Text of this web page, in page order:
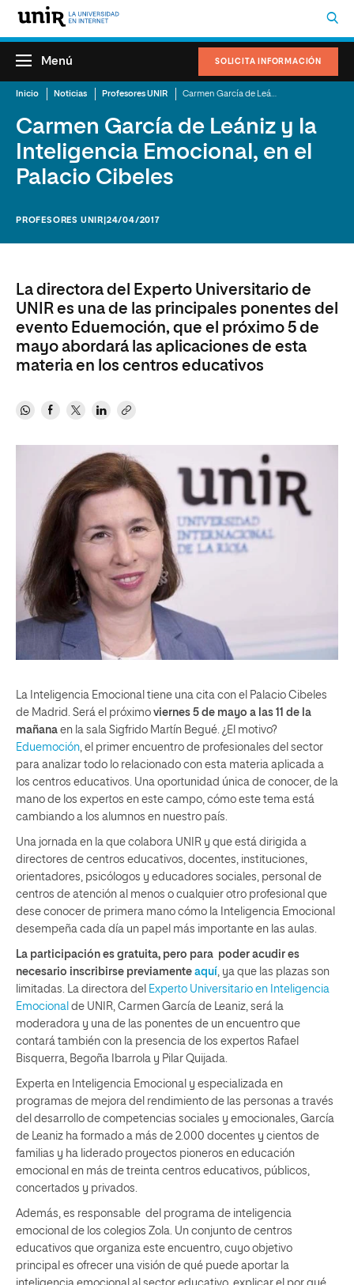
SOLICITA INFORMACIÓN
Menú
Inicio Noticias Profesores UNIR
Carmen García de Leániz y la
Inteligencia Emocional, en el
Palacio Cibeles
PROFESORES UNIR |24/04/2017
La directora del Experto Universitario de
UNIR es una de las principales ponentes del
evento Eduemoción, que el próximo 5 de
mayo abordará las aplicaciones de esta
materia en los centros educativos
La Inteligencia Emocional tiene una cita con el Palacio Cibeles
de Madrid. Será el próximo viernes 5 de mayo a las 11 de la
mañana en la sala Sigfrido Martín Begué. ¿El motivo?
Eduemoción, el primer encuentro de profesionales del sector
para analizar todo lo relacionado con esta materia aplicada a
los centros educativos. Una oportunidad única de conocer, de la
mano de los expertos en este campo, cómo este tema está
cambiando a los alumnos en nuestro país.
Una jornada en la que colabora UNIR y que está dirigida a
directores de centros educativos, docentes, instituciones,
orientadores, psicólogos y educadores sociales, personal de
centros de atención al menos o cualquier otro profesional que
dese conocer de primera mano cómo la Inteligencia Emocional
desempeña cada día un papel más importante en las aulas.
La participación es gratuita, pero para poder acudir es
necesario inscribirse previamente aquí, ya que las plazas son
limitadas. La directora del Experto Universitario en Inteligencia
Emocional de UNIR, Carmen García de Leaniz, será la
moderadora y una de las ponentes de un encuentro que
contará también con la presencia de los expertos Rafael
Bisquerra, Begoña Ibarrola y Pilar Quijada.
Experta en Inteligencia Emocional y especializada en
programas de mejora del rendimiento de las personas a través
del desarrollo de competencias sociales y emocionales, García
de Leaniz ha formado a más de 2.000 docentes y cientos de
familias y ha liderado proyectos pioneros en educación
emocional en más de treinta centros educativos, públicos,
concertados y privados.
Además, es responsable del programa de inteligencia
emocional de los colegios Zola. Un conjunto de centros
educativos que organiza este encuentro, cuyo objetivo
principal es ofrecer una visión de qué puede aportar la